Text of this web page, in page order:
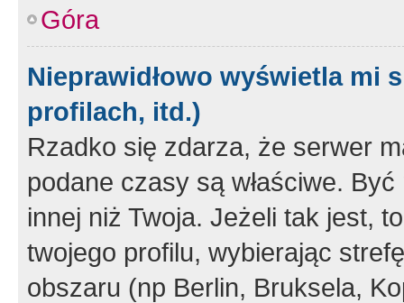
Góra
Nieprawidłowo wyświetla mi
profilach, itd.)
Rzadko się zdarza, że serwer
podane czasy są właściwe.
innej niż Twoja. Jeżeli tak jest,
twojego profilu, wybierając
obszaru (np Berlin, Bruksela,